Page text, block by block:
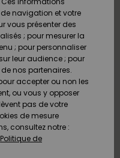
navigation et votre
vous présenter des
; pour mesurer la
; pour personnaliser
leur audience ; pour
nos partenaires.
accepter ou non les
ou vous y opposer
pas de votre
de mesure
consultez notre :
Politique de